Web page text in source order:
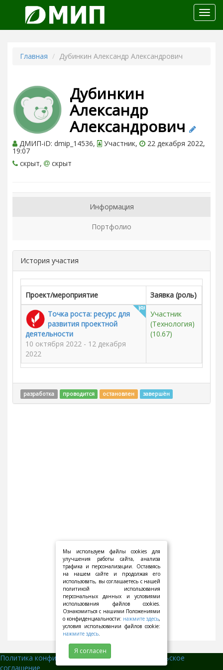
меню
Главная Дубинкин Александр Александрович
Дубинкин
Александр
Александрович
ДМИП-iD: dmip_14536, Участник, 22 декабря 2022,
19:07
скрыт,
скрыт
Информация
Портфолио
История участия
Проект/мероприятие
Заявка (роль)
Точка роста: ресурс для
развития проектной
деятельности
10 октября 2022 - 12 декабря
2022
Участник
(Технология)
(10.67)
разработка проводится остановлен завершён
Политика конфиденциальности||
Пользовательское
соглашение
Мы используем файлы cookies для
улучшения работы сайта, анализа
трафика и персонализации. Оставаясь
на нашем сайте и продолжая его
использовать, вы соглашаетесь с нашей
политикой использования
персональных данных и условиями
использования файлов cookies.
Ознакомиться с нашими Положениями
о конфиденциальности: нажмите здесь,
условия использовании файлов cookie:
нажмите здесь.
Я согласен